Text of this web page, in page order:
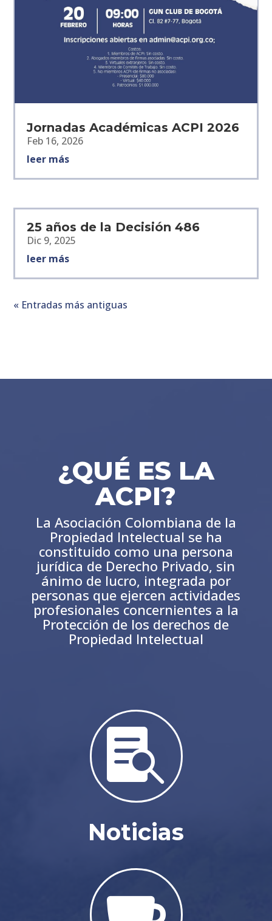
Jornadas Académicas ACPI 2026
Feb 16, 2026
leer más
25 años de la Decisión 486
Dic 9, 2025
leer más
« Entradas más antiguas
¿QUÉ ES LA
ACPI?
La Asociación Colombiana de la
Propiedad Intelectual se ha
constituido como una persona
jurídica de Derecho Privado, sin
ánimo de lucro, integrada por
personas que ejercen actividades
profesionales concernientes a la
Protección de los derechos de
Propiedad Intelectual

Noticias